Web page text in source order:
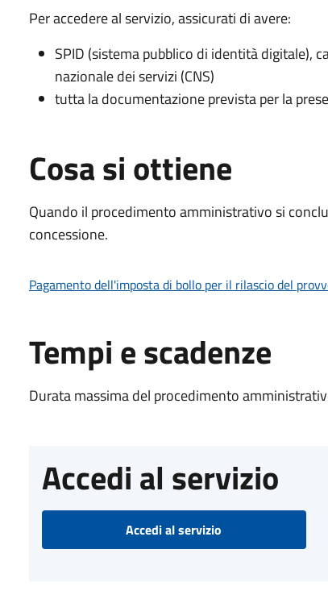
Per accedere al servizio, assicurati di avere:
SPID (sistema pubblico di identità digitale),
nazionale dei servizi (CNS)
tutta la documentazione prevista per la
Cosa si ottiene
Quando il procedimento amministrativo si
concessione.
Pagamento dell'imposta di bollo per il rilascio del
Tempi e scadenze
Durata massima del procedimento
Accedi al servizio
Accedi al servizio